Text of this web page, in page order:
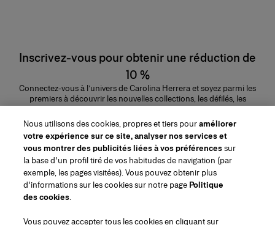
Inscrivez-vous pour obtenir une réduction de
10 %
Connectez-vous à l’univers de Carolina Herrera et soyez parmi les
premiers à découvrir les nouvelles collections, les défilés, les
lancements de parfums, les conseils maquillage et bien plus encore.
Adresse e-mail
Nous utilisons des cookies, propres et tiers pouraméliorer
votre expérience sur ce site, analyser nos services et
vous montrer des publicités liées à vos préférencessur
la base d'un profil tiré de vos habitudes de navigation (par
exemple, les pages visitées). Vous pouvez obtenir plus
d'informations sur les cookies sur notre page Politique
des cookies.
Vous pouvez accepter tous les cookies en cliquant sur